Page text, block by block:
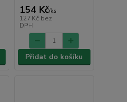
154 Kč/ks
127 Kč bez
DPH
Přidat do košíku